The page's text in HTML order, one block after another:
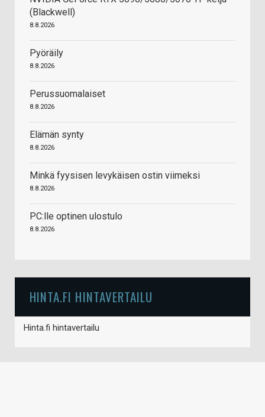
(Blackwell)
8.8.2026
Pyöräily
8.8.2026
Perussuomalaiset
8.8.2026
Elämän synty
8.8.2026
Minkä fyysisen levykäisen ostin viimeksi
8.8.2026
PC:lle optinen ulostulo
8.8.2026
HINTA.FI HINTAVERTAILU
Hinta.fi hintavertailu